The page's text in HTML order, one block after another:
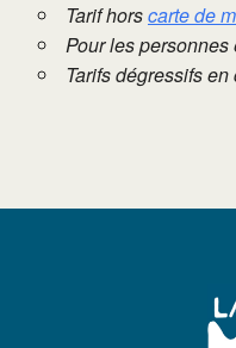
Tarif horscarte de
Pour les personnes
Tarifs dégressifs